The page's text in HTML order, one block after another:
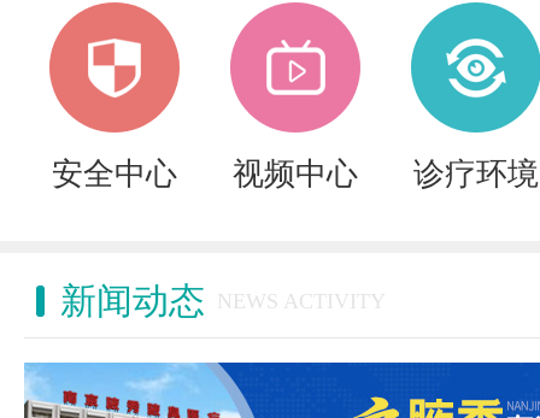
安全中心 视频中心 诊疗环境
新闻动态 NEWS ACTIVITY